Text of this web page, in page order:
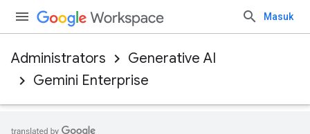
Masuk
Administrators
Generative AI
Gemini Enterprise